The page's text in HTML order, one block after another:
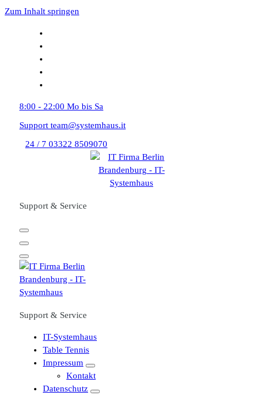
Zum Inhalt springen
8:00 - 22:00 Mo bis Sa
Support team@systemhaus.it
24 / 7 03322 8509070
Support & Service
Support & Service
IT-Systemhaus
Table Tennis
Impressum
Kontakt
Datenschutz